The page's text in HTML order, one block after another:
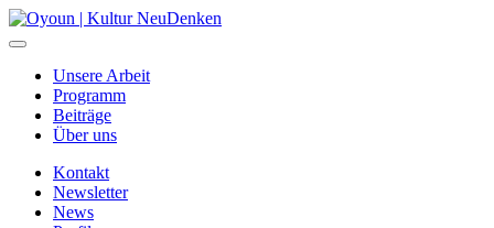
Unsere Arbeit
Programm
Beiträge
Über uns
Kontakt
Newsletter
News